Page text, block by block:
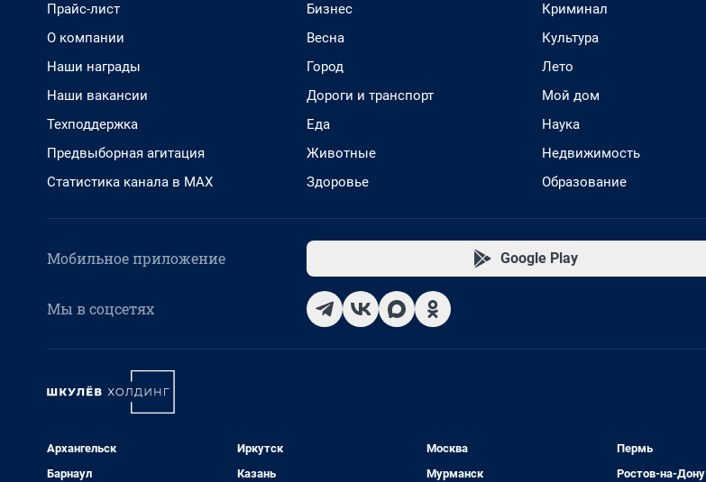
Прайс-лист
О компании
Наши награды
Наши вакансии
Техподдержка
Предвыборная агитация
Статистика канала в MAX
Бизнес
Весна
Город
Дороги и транспорт
Еда
Животные
Здоровье
Криминал
Культура
Лето
Мой дом
Наука
Недвижимость
Образование
Мобильное приложение Google Play
Мы в соцсетях
Архангельск
Барнаул
Иркутск
Казань
Москва
Мурманск
Пермь
Ростов-на-Дону